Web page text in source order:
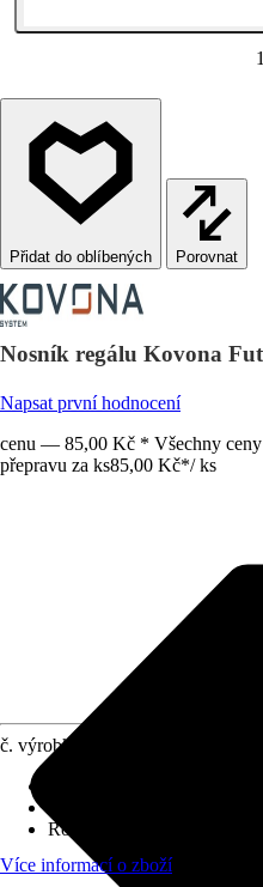
1
Porovnat
Nosník regálu Kovona
Napsat první hodnocení
cenu — 85,00 Kč * Všechny ceny
přepravu za ks85,00 Kč*/ ks
č. výrobku
Rozměry (ŠxVxH)
45 cm
Více informací o zboží